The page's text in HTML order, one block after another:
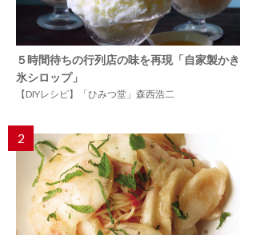
５時間待ちの行列店の味を再現「自家製かき
氷シロップ」
【DIYレシピ】「ひみつ堂」森西浩二
2